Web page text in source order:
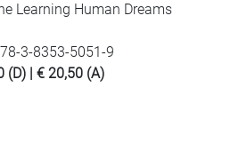
Learning Human Dreams
3-8353-5051-9
(D) | € 20,50 (A)